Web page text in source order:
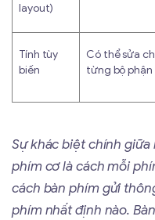
layout)
Tính tùy
biến
Có thể sửa
từng bộ phận
Sự khác biệt chính
phím cơ là cách mỗi
cách bàn phím gửi
phím nhất định nào.